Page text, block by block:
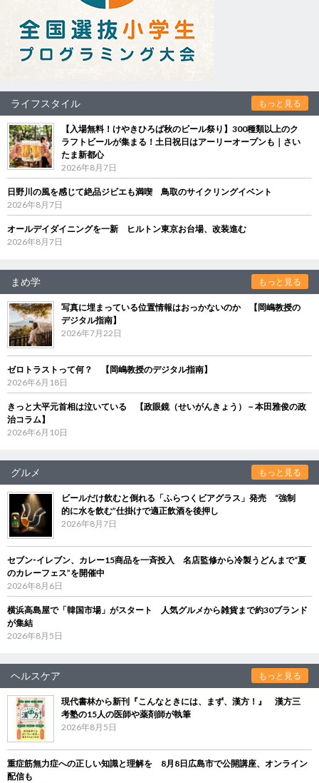
ライフスタイル もっと見る
【入場無料！けやきひろば秋のビール祭り】300種類以上のク
ラフトビールが集まる！土日祝日はアーリーオープンも｜さい
たま新都心
2026年8月7日
日野川の風を感じて絶品ジビエも満喫 鳥取のサイクリングイベント
2026年8月7日
オールデイダイニングを一新 ヒルトン東京お台場、改装進む
2026年8月7日
まめ学 もっと見る
写真に埋まっている位置情報はおっかないのか 【岡嶋教授の
デジタル指南】
2026年7月22日
ゼロトラストって何？ 【岡嶋教授のデジタル指南】
2026年6月18日
きっと大平元首相は泣いている 【政眼鏡（せいがんきょう）－本田雅俊の政
治コラム】
2026年6月10日
グルメ もっと見る
ビールだけ飲むと倒れる「ふらつくビアグラス」発売 “強制
的に水を飲む”仕掛けで適正飲酒を後押し
2026年8月7日
セブン‐イレブン、カレー15商品を一斉投入 名店監修から冷製うどんまで“夏
のカレーフェス”を開催中
2026年8月6日
横浜高島屋で「韓国市場」がスタート 人気グルメから雑貨まで約30ブランド
が集結
2026年8月5日
ヘルスケア もっと見る
現代書林から新刊『こんなときには、まず、漢方！』 漢方三
考塾の15人の医師や薬剤師が執筆
2026年8月5日
重症筋無力症への正しい知識と理解を 8月8日広島市で公開講座、オンライン
配信も